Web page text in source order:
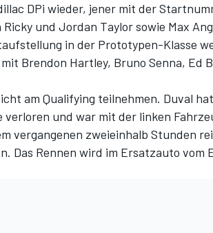
DPi wieder, jener mit der
und Jordan Taylor sowie Max
in der Prototypen-Klasse
Brendon Hartley, Bruno Senna, Ed
am Qualifying teilnehmen. Duval
verloren und war mit der linken
vergangenen zweieinhalb Stunden
Das Rennen wird im Ersatzauto vom